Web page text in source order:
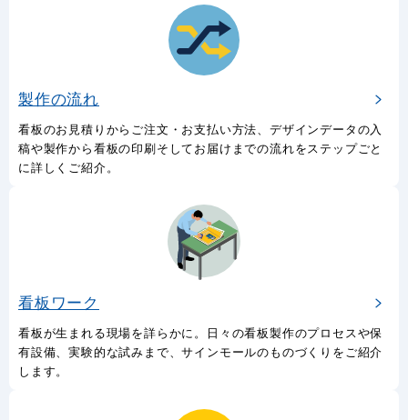
製作の流れ
看板のお見積りからご注文・お支払い方法、デザインデータの入
稿や製作から看板の印刷そしてお届けまでの流れをステップごと
に詳しくご紹介。
看板ワーク
看板が生まれる現場を詳らかに。日々の看板製作のプロセスや保
有設備、実験的な試みまで、サインモールのものづくりをご紹介
します。